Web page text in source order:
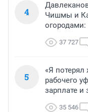
4
Чишмы и
37 727
5
«Я потерял
рабочего
зарплате и
35 546